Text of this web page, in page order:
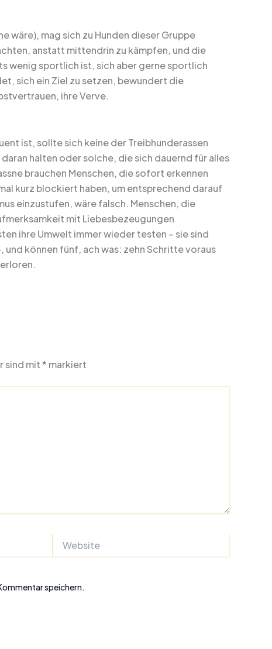
wäre), mag sich zu Hunden dieser Gruppe
anstatt mittendrin zu kämpfen, und die
wenig sportlich ist, sich aber gerne sportlich
sich ein Ziel zu setzen, bewundert die
ihre Verve.
ist, sollte sich keine der Treibhunderassen
halten oder solche, die sich dauernd für alles
brauchen Menschen, die sofort erkennen
kurz blockiert haben, um entsprechend darauf
einzustufen, wäre falsch. Menschen, die
mit Liebesbezeugungen
ihre Umwelt immer wieder testen – sie sind
und können fünf, ach was: zehn Schritte voraus
sind mit* markiert
speichern.